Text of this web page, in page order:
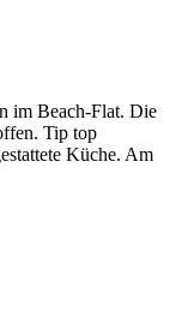
im Beach-Flat. Die
Tip top
Küche. Am